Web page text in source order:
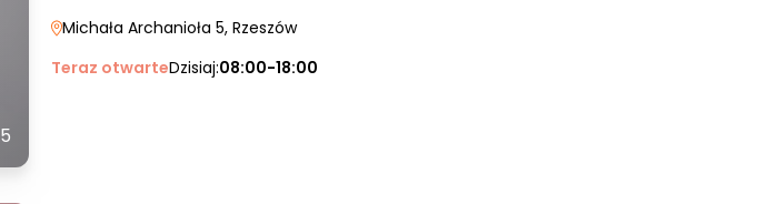
Michała Archanioła 5, Rzeszów
Teraz otwarteDzisiaj:08:00-18:00